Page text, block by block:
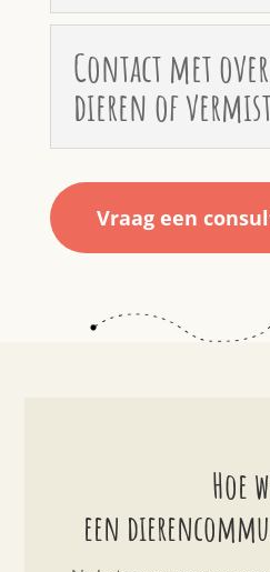
Contact met
dieren of
Vraag een
Hoe
een